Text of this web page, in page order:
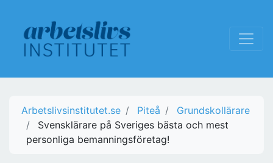
Arbetslivsinstitutet.se Piteå
Grundskollärare
Svensklärare på Sveriges bästa och mest
personliga bemanningsföretag!